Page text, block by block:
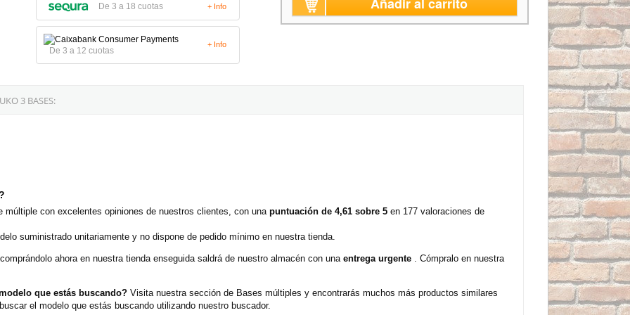
De 3 a 18 cuotas + Info
De 3 a 12 cuotas
+ Info
3 BASES:
con excelentes opiniones de nuestros clientes, con una puntuación de 4,61 sobre 5 en 177 valoraciones de
suministrado unitariamente y no dispone de pedido mínimo en nuestra tienda.
ahora en nuestra tienda enseguida saldrá de nuestro almacén con una entrega urgente . Cómpralo en nuestra
que estás buscando? Visita nuestra sección de Bases múltiples y encontrarás muchos más productos similares
el modelo que estás buscando utilizando nuestro buscador.